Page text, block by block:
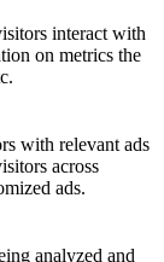
interact with
on metrics the
with relevant ads
across
ads.
analyzed and